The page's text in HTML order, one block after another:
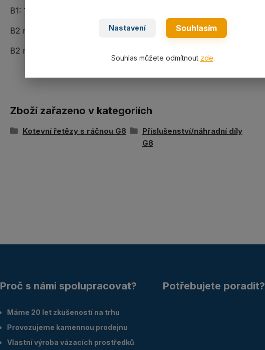
B1: 160 mm
B2 min.: 430 mm
B2 max.: 515 mm
Zboží zařazeno v kategoriích
Kotevní řetězy s ráčnou G8
Příslušenství/náhradní díly
G8
Proč s námi spolupracovat?
Máme 20 let zkušeností na trhu
Provozujeme kamennou prodejnu
Vlastní výroba vázacích prostředků
Potřebujete poradit?
Nastavení Souhlasím
Souhlas můžete odmítnout zde.